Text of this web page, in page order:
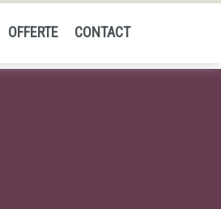
OFFERTE CONTACT